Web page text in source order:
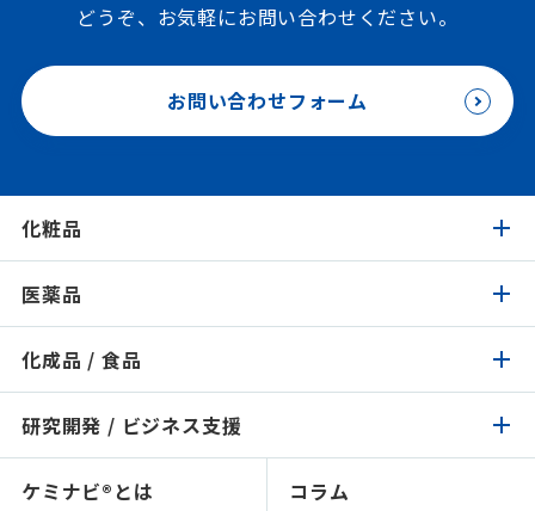
どうぞ、お気軽にお問い合わせください。
お問い合わせフォーム
化粧品
化粧品トップ
製品検索
イチオシ原料
認証 / サステナビリティ
医薬品
医薬品トップ
製品検索
イチオシ原料
化成品 / 食品
化成品 / 食品トップ
製品検索
研究開発 / ビジネス支援
研究開発 / ビジネス支援トップ
ケミナビ®とは コラム